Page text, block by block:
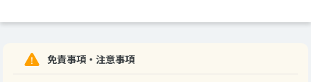
免責事項・注意事項